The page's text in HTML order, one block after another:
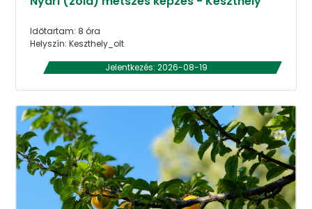
Időtartam: 8 óra
Helyszín: Keszthely_olt
Jelentkezés: 2026-08-19